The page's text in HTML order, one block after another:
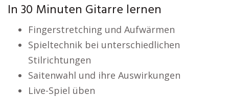
In 30 Minuten Gitarre lernen
Fingerstretching und Aufwärmen
Spieltechnik bei unterschiedlichen
Stilrichtungen
Saitenwahl und ihre Auswirkungen
Live-Spiel üben